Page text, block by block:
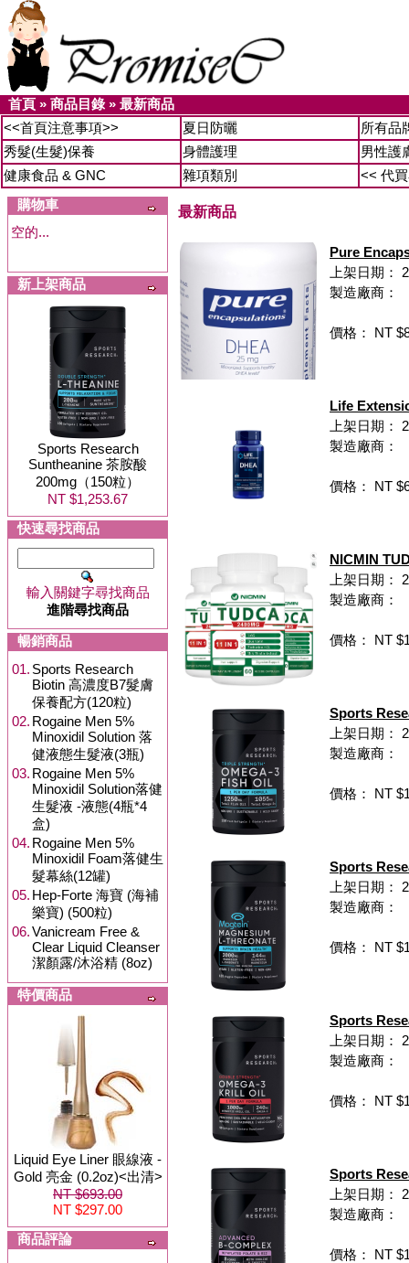
首頁 » 商品目錄» 最新商品
<<首頁注意事項>>
夏日防曬
所有品
秀髮(生髮)保養
身體護理
男性護
健康食品 & GNC
雜項類別
<< 代
購物車
空的...
新上架商品
Sports Research
Suntheanine 茶胺酸
200mg（150粒）
NT $1,253.67
快速尋找商品
輸入關鍵字尋找商品
進階尋找商品
暢銷商品
01. Sports Research
Biotin 高濃度B7髮膚
保養配方(120粒)
02. Rogaine Men 5%
Minoxidil Solution 落
健液態生髮液(3瓶)
03. Rogaine Men 5%
Minoxidil Solution落健
生髮液 -液態(4瓶*4
盒)
04. Rogaine Men 5%
Minoxidil Foam落健生
髮幕絲(12罐)
05. Hep-Forte 海寶 (海補
樂寶) (500粒)
06.Vanicream Free &
Clear Liquid Cleanser
潔顏露/沐浴精 (8oz)
特價商品
Liquid Eye Liner 眼線液 -
Gold 亮金 (0.2oz)<出清>
NT $693.00
NT $297.00
商品評論
最新商品
Pure
上架日期：
製造廠商：
價格： NT
Life
上架日期：
製造廠商：
價格： NT
NICMIN
上架日期：
製造廠商：
價格： NT
Sports
上架日期：
製造廠商：
價格： NT
Sports
上架日期：
製造廠商：
價格： NT
Sports
上架日期：
製造廠商：
價格： NT
Sports
上架日期：
製造廠商：
價格： NT